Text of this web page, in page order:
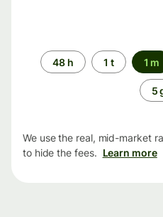
Time
period
48 h 1 t 1 m
5
We use the real, mid-market
to hide the fees. Learn more